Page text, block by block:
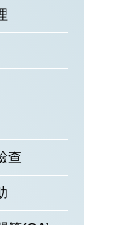
查